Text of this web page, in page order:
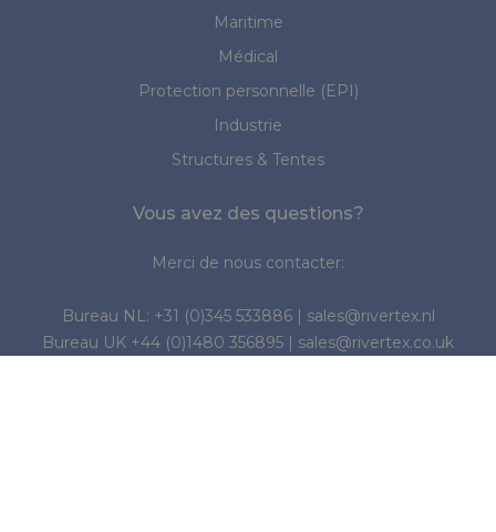
Maritime
Médical
Protection personnelle (EPI)
Industrie
Structures & Tentes
Vous avez des questions?
Merci de nous contacter:
Bureau NL: +31 (0)345 533886| sales@rivertex.nl
Bureau UK +44 (0)1480 356895 | sales@rivertex.co.uk